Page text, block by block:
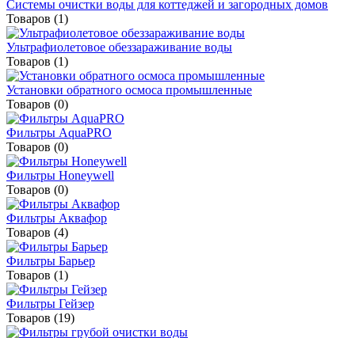
Системы очистки воды для коттеджей и загородных домов
Товаров (1)
Ультрафиолетовое обеззараживание воды
Товаров (1)
Установки обратного осмоса промышленные
Товаров (0)
Фильтры AquaPRO
Товаров (0)
Фильтры Honeywell
Товаров (0)
Фильтры Аквафор
Товаров (4)
Фильтры Барьер
Товаров (1)
Фильтры Гейзер
Товаров (19)